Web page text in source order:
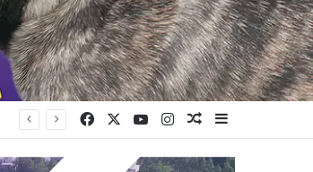
Facebook YouTubeInstagramRandom Article